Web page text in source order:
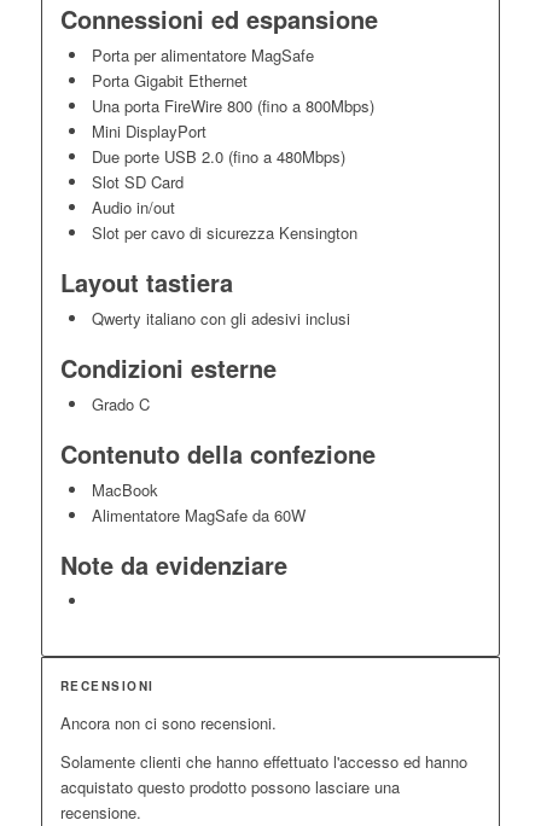
Connessioni ed espansione
Porta per alimentatore MagSafe
Porta Gigabit Ethernet
Una porta FireWire 800 (fino a 800Mbps)
Mini DisplayPort
Due porte USB 2.0 (fino a 480Mbps)
Slot SD Card
Audio in/out
Slot per cavo di sicurezza Kensington
Layout tastiera
Qwerty italiano con gli adesivi inclusi
Condizioni esterne
Grado C
Contenuto della confezione
MacBook
Alimentatore MagSafe da 60W
Note da evidenziare
RECENSIONI
Ancora non ci sono recensioni.
Solamente clienti che hanno effettuato l'accesso ed hanno
acquistato questo prodotto possono lasciare una
recensione.